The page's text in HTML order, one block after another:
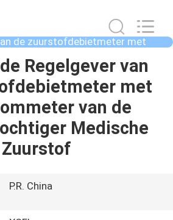
de zuurstofdebietmeter met
Regelgever van
met
van de
Medische
Zuurstof
P.R. China